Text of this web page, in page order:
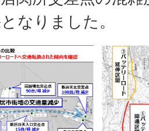
なりました。